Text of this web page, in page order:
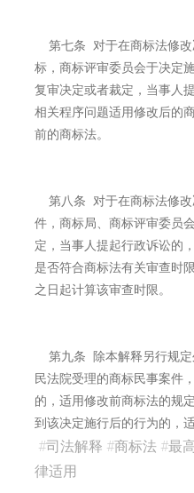
第七条 对于在商标法修改
标，商标评审委员会于决定
复审决定或者裁定，当事人
相关程序问题适用修改后的
前的商标法。
第八条 对于在商标法修改
件，商标局、商标评审委员
定，当事人提起行政诉讼的
是否符合商标法有关审查时
之日起计算该审查时限。
第九条 除本解释另行规定
民法院受理的商标民事案件
的，适用修改前商标法的规
到该决定施行后的行为的，
#司法解释 #商标法 #最
律适用